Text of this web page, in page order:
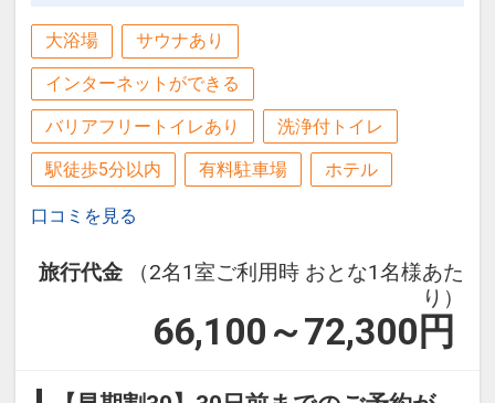
大浴場 サウナあり
インターネットができる
バリアフリートイレあり 洗浄付トイレ
駅徒歩5分以内 有料駐車場 ホテル
口コミを見る
旅行代金
（2名1室ご利用時 おとな1名様あた
り）
66,100～72,300 円